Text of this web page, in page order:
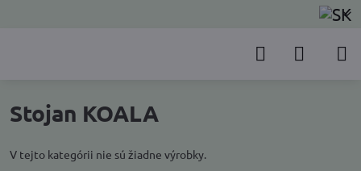
Stojan KOALA
V tejto kategórii nie sú žiadne výrobky.